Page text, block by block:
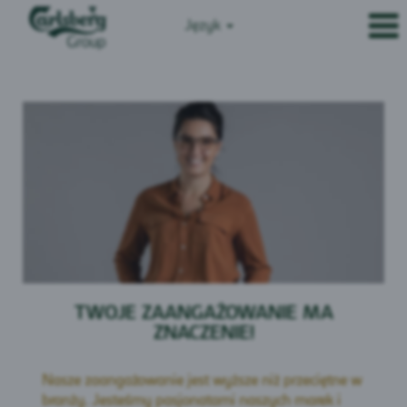
Język
TWOJE ZAANGAŻOWANIE MA
ZNACZENIE!
Nasze zaangażowanie jest wyższe niż przeciętne w
branży. Jesteśmy pasjonatami naszych marek i